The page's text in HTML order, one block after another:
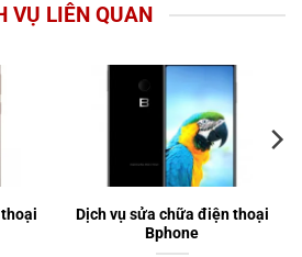
VỤ LIÊN QUAN
Dịch vụ sửa chữa điện thoại
Bphone